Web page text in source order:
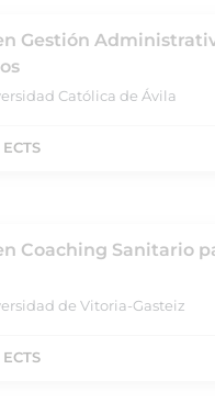
Gestión
Católica de Ávila
Coaching Sanitario
de Vitoria-Gasteiz